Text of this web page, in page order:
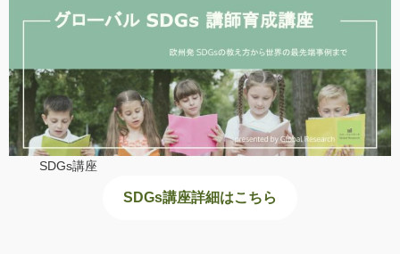
SDGs講座
SDGs講座詳細はこちら